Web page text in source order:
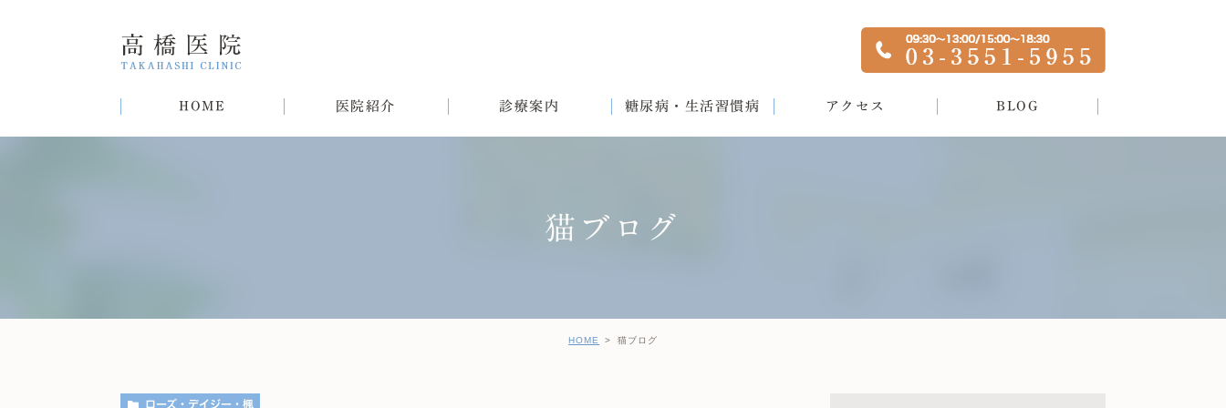
HOME 医院紹介 診療案内 糖尿病・生活習慣病
女性と生活習慣病 健診後の治療について
アクセス BLOG
猫ブログ
HOME 猫ブログ
ローズ・デイジー・楓